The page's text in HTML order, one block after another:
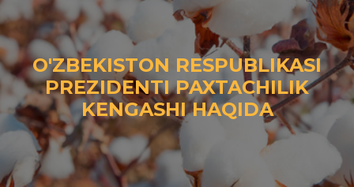
O'ZBEKISTON RESPUBLIKASI
PREZIDENTI PAXTACHILIK
KENGASHI HAQIDA